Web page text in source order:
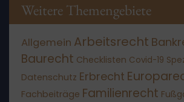
Weitere Themengebiete
Allgemein Arbeitsrecht
Baurecht Checklisten Covid-19
Datenschutz Erbrecht
Fachbeiträge Familienrecht